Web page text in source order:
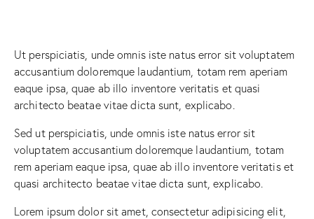
Ut perspiciatis, unde omnis iste natus error sit voluptatem
accusantium doloremque laudantium, totam rem aperiam
eaque ipsa, quae ab illo inventore veritatis et quasi
architecto beatae vitae dicta sunt, explicabo.
Sed ut perspiciatis, unde omnis iste natus error sit
voluptatem accusantium doloremque laudantium, totam
rem aperiam eaque ipsa, quae ab illo inventore veritatis et
quasi architecto beatae vitae dicta sunt, explicabo.
Lorem ipsum dolor sit amet, consectetur adipisicing elit,